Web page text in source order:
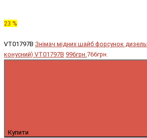
23 %
VT01797B Знімач мідних шайб форсунок
конусний) VT01797B 996грн. 766грн.
Купити